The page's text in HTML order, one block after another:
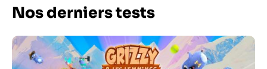
Nos derniers tests